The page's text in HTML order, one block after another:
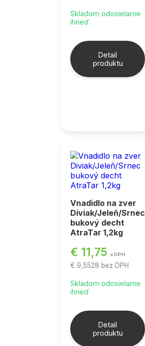
Skladom odosielame
ihneď
Detail
produktu
Vnadidlo na zver
Diviak/Jeleň/Srnec
bukový decht
AtraTar 1,2kg
€ 11,75 s DPH
€ 9,5528 bez DPH
Skladom odosielame
ihneď
Detail
produktu